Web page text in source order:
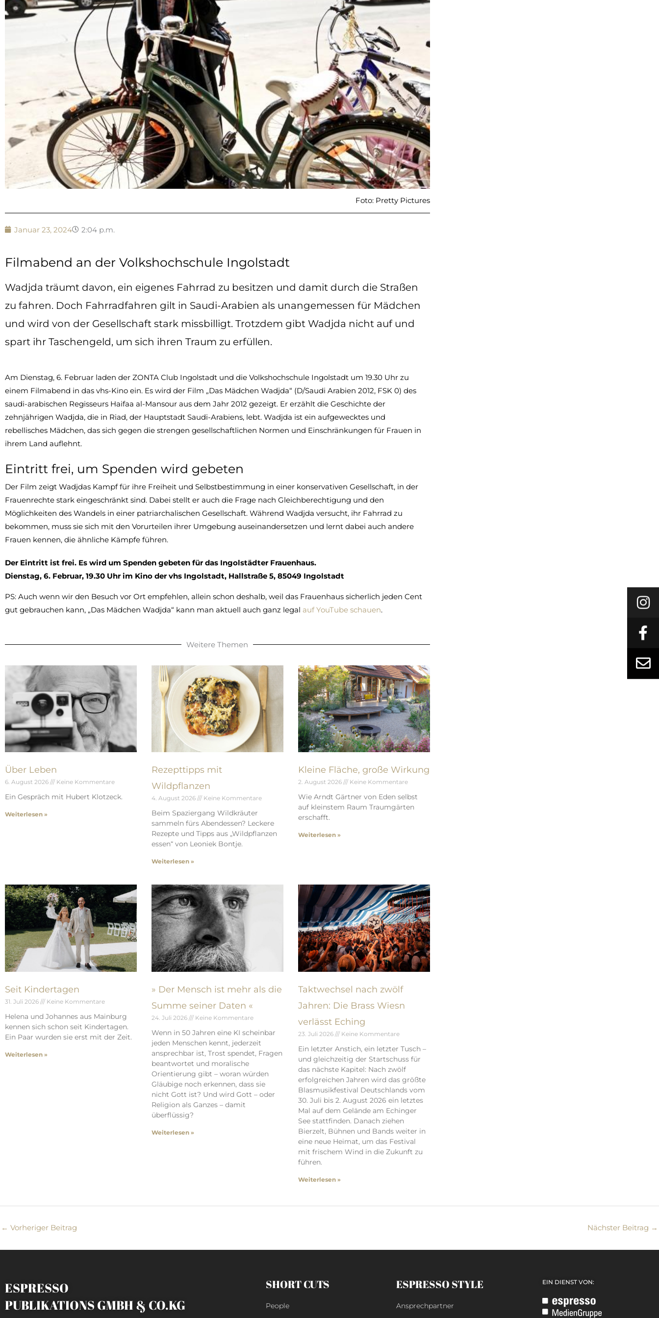
Foto: Pretty Pictures
Januar 23, 2024 2:04 p.m.
Filmabend an der Volkshochschule Ingolstadt
Wadjda träumt davon, ein eigenes Fahrrad zu besitzen und damit durch die Straßen
zu fahren. Doch Fahrradfahren gilt in Saudi-Arabien als unangemessen für Mädchen
und wird von der Gesellschaft stark missbilligt. Trotzdem gibt Wadjda nicht auf und
spart ihr Taschengeld, um sich ihren Traum zu erfüllen.
Am Dienstag, 6. Februar laden der ZONTA Club Ingolstadt und die Volkshochschule Ingolstadt um 19.30 Uhr zu
einem Filmabend in das vhs-Kino ein. Es wird der Film „Das Mädchen Wadjda“ (D/Saudi Arabien 2012, FSK 0) des
saudi-arabischen Regisseurs Haifaa al-Mansour aus dem Jahr 2012 gezeigt. Er erzählt die Geschichte der
zehnjährigen Wadjda, die in Riad, der Hauptstadt Saudi-Arabiens, lebt. Wadjda ist ein aufgewecktes und
rebellisches Mädchen, das sich gegen die strengen gesellschaftlichen Normen und Einschränkungen für Frauen in
ihrem Land auflehnt.
Eintritt frei, um Spenden wird gebeten
Der Film zeigt Wadjdas Kampf für ihre Freiheit und Selbstbestimmung in einer konservativen Gesellschaft, in der
Frauenrechte stark eingeschränkt sind. Dabei stellt er auch die Frage nach Gleichberechtigung und den
Möglichkeiten des Wandels in einer patriarchalischen Gesellschaft. Während Wadjda versucht, ihr Fahrrad zu
bekommen, muss sie sich mit den Vorurteilen ihrer Umgebung auseinandersetzen und lernt dabei auch andere
Frauen kennen, die ähnliche Kämpfe führen.
Der Eintritt ist frei. Es wird um Spenden gebeten für das Ingolstädter Frauenhaus.
Dienstag, 6. Februar, 19.30 Uhr im Kino der vhs Ingolstadt, Hallstraße 5, 85049 Ingolstadt
PS: Auch wenn wir den Besuch vor Ort empfehlen, allein schon deshalb, weil das Frauenhaus sicherlich jeden Cent
gut gebrauchen kann, „Das Mädchen Wadjda“ kann man aktuell auch ganz legal auf YouTube schauen.
Weitere Themen
Über Leben
6. August 2026 Keine Kommentare
Ein Gespräch mit Hubert Klotzeck.
Weiterlesen »
Rezepttipps mit
Wildpflanzen
4. August 2026 Keine Kommentare
Beim Spaziergang Wildkräuter
sammeln fürs Abendessen? Leckere
Rezepte und Tipps aus „Wildpflanzen
essen“ von Leoniek Bontje.
Weiterlesen »
Kleine Fläche, große Wirkung
2. August 2026 Keine Kommentare
Wie Arndt Gärtner von Eden selbst
auf kleinstem Raum Traumgärten
erschafft.
Weiterlesen »
Seit Kindertagen
31. Juli 2026 Keine Kommentare
Helena und Johannes aus Mainburg
kennen sich schon seit Kindertagen.
Ein Paar wurden sie erst mit der Zeit.
Weiterlesen »
» Der Mensch ist mehr als die
Summe seiner Daten «
24. Juli 2026 Keine Kommentare
Wenn in 50 Jahren eine KI scheinbar
jeden Menschen kennt, jederzeit
ansprechbar ist, Trost spendet, Fragen
beantwortet und moralische
Orientierung gibt – woran würden
Gläubige noch erkennen, dass sie
nicht Gott ist? Und wird Gott – oder
Religion als Ganzes – damit
überflüssig?
Weiterlesen »
Taktwechsel nach zwölf
Jahren: Die Brass Wiesn
verlässt Eching
23. Juli 2026 Keine Kommentare
Ein letzter Anstich, ein letzter Tusch –
und gleichzeitig der Startschuss für
das nächste Kapitel: Nach zwölf
erfolgreichen Jahren wird das größte
Blasmusikfestival Deutschlands vom
30. Juli bis 2. August 2026 ein letztes
Mal auf dem Gelände am Echinger
See stattfinden. Danach ziehen
Bierzelt, Bühnen und Bands weiter in
eine neue Heimat, um das Festival
mit frischem Wind in die Zukunft zu
führen.
Weiterlesen »
← Vorheriger Beitrag Nächster Beitrag →
ESPRESSO
PUBLIKATIONS GMBH & CO.KG
SHORT CUTS
People
ESPRESSO STYLE
Ansprechpartner
EIN DIENST VON: